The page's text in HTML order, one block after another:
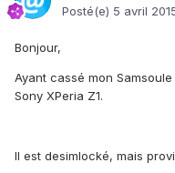
Posté(e) 5 avril
Bonjour,
Ayant cassé mon
Sony XPeria Z1.
Il est desimlocké, mais